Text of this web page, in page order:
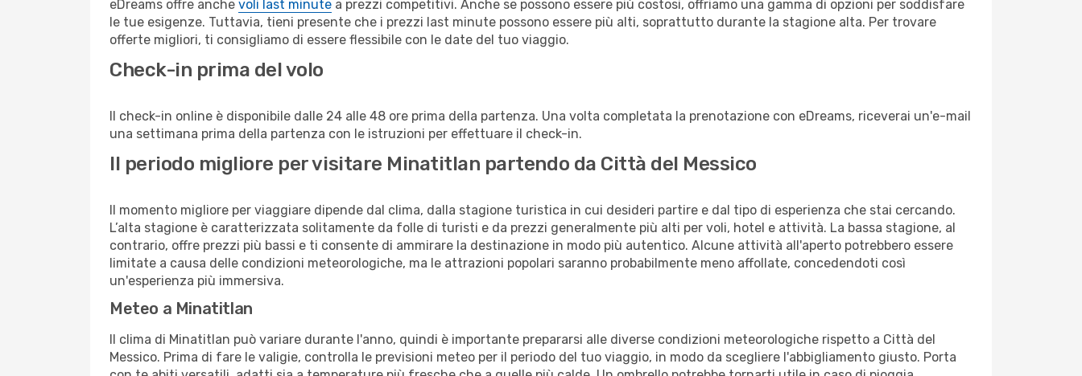
eDreams offre anche voli last minute a prezzi competitivi. Anche se possono essere più costosi, offriamo una gamma di opzioni per soddisfare
le tue esigenze. Tuttavia, tieni presente che i prezzi last minute possono essere più alti, soprattutto durante la stagione alta. Per trovare
offerte migliori, ti consigliamo di essere flessibile con le date del tuo viaggio.
Check-in prima del volo
Il check-in online è disponibile dalle 24 alle 48 ore prima della partenza. Una volta completata la prenotazione con eDreams, riceverai un'e-mail
una settimana prima della partenza con le istruzioni per effettuare il check-in.
Il periodo migliore per visitare Minatitlan partendo da Città del Messico
Il momento migliore per viaggiare dipende dal clima, dalla stagione turistica in cui desideri partire e dal tipo di esperienza che stai cercando.
L’alta stagione è caratterizzata solitamente da folle di turisti e da prezzi generalmente più alti per voli, hotel e attività. La bassa stagione, al
contrario, offre prezzi più bassi e ti consente di ammirare la destinazione in modo più autentico. Alcune attività all'aperto potrebbero essere
limitate a causa delle condizioni meteorologiche, ma le attrazioni popolari saranno probabilmente meno affollate, concedendoti così
un'esperienza più immersiva.
Meteo a Minatitlan
Il clima di Minatitlan può variare durante l'anno, quindi è importante prepararsi alle diverse condizioni meteorologiche rispetto a Città del
Messico. Prima di fare le valigie, controlla le previsioni meteo per il periodo del tuo viaggio, in modo da scegliere l'abbigliamento giusto. Porta